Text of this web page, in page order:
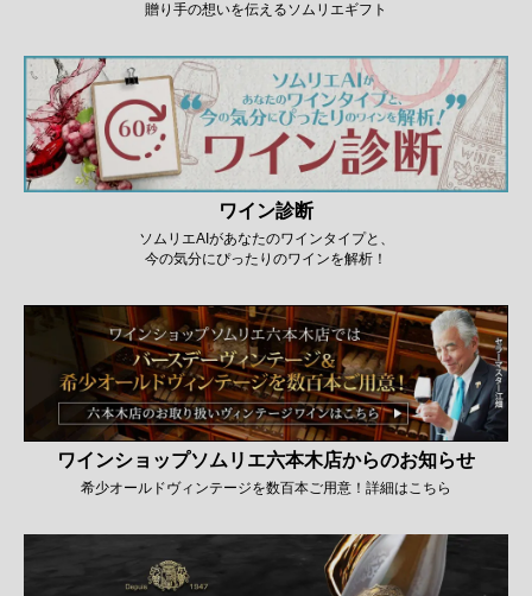
贈り手の想いを伝えるソムリエギフト
ワイン診断
ソムリエAIがあなたのワインタイプと、
今の気分にぴったりのワインを解析！
ワインショップソムリエ六本木店からのお知らせ
希少オールドヴィンテージを数百本ご用意！詳細はこちら